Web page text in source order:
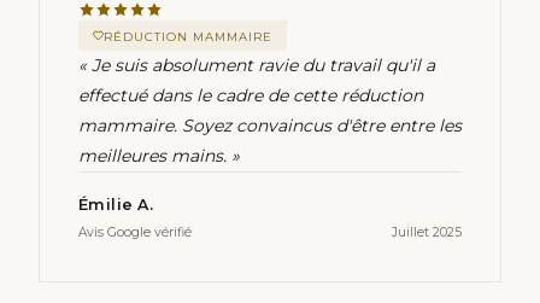
RÉDUCTION MAMMAIRE
« Je suis absolument ravie du travail qu'il a
effectué dans le cadre de cette réduction
mammaire. Soyez convaincus d'être entre les
meilleures mains. »
Émilie A.
Avis Google vérifié Juillet 2025